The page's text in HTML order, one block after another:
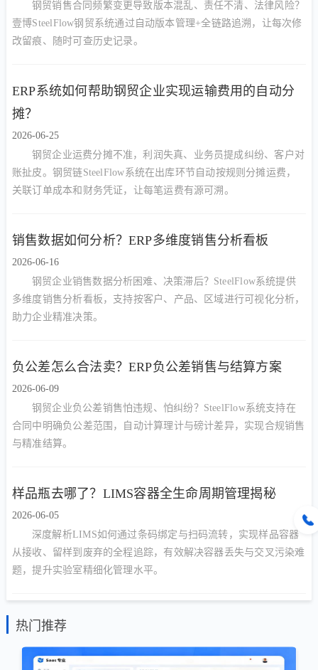
钢贸销售合同频繁变更导致版本混乱、责任不清、法律风险？
壹博SteelFlow钢贸系统通过自动版本管理+全链路追溯，让每次修
改留痕、随时可查历史记录。
ERP系统如何帮助钢贸企业实现运输费用的自动分
摊？
2026-06-25
钢贸企业运费分摊不准，利润失真、业务员提成纠纷、客户对
账扯皮。钢贸链SteelFlow系统在出库环节自动按规则分摊运费，
关联订单成本和财务凭证，让每笔运费有源可溯。
销售数据如何分析？ERP多维度销售分析看板
2026-06-16
钢贸企业销售数据分析困难、决策滞后？SteelFlow系统提供
多维度销售分析看板，支持按客户、产品、区域进行可视化分析，
助力企业精准决策。
负公差怎么合法卖？ERP负公差销售与结算方案
2026-06-09
钢贸企业负公差销售怕违规、怕纠纷？SteelFlow系统支持在
合同中明确负公差范围，自动计算理计与磅计差异，实现合规销售
与精准结算。
样品瓶去哪了？LIMS容器全生命周期管理揭秘
2026-06-05
深度解析LIMS如何通过条码绑定与扫码流转，实现样品容器
从接收、留样到废弃的全程追踪，有效解决容器丢失与交叉污染难
题，提升实验室精细化管理水平。
热门推荐